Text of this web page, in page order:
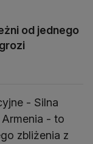
od jednego
- Silna
- to
zbliżenia z